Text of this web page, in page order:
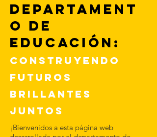
Departament
o de
educación:
Construyendo
Futuros
Brillantes
juntos
¡Bienvenidos a esta página web